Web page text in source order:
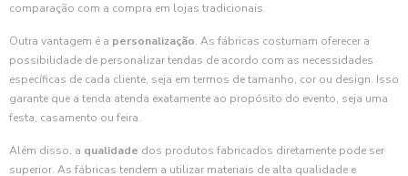
comparação com a compra em lojas tradicionais.
Outra vantagem é a personalização. As fábricas costumam oferecer a
possibilidade de personalizar tendas de acordo com as necessidades
específicas de cada cliente, seja em termos de tamanho, cor ou design. Isso
garante que a tenda atenda exatamente ao propósito do evento, seja uma
festa, casamento ou feira.
Além disso, a qualidade dos produtos fabricados diretamente pode ser
superior. As fábricas tendem a utilizar materiais de alta qualidade e